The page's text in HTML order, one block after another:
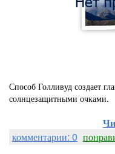
Способ Голливуд создает
солнцезащитными очками.
комментарии: 0